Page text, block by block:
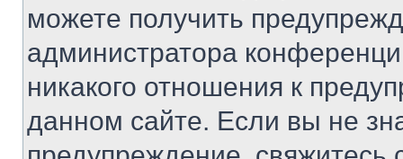
можете получить
администратора
никакого отношения к
данном сайте. Если вы не